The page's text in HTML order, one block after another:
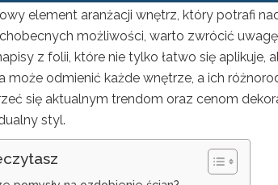
element aranżacji wnętrz, który potrafi
możliwości, warto zwrócić
z folii, które nie tylko łatwo się aplikuje,
może odmienić każde wnętrze, a ich
się aktualnym trendom oraz cenom
styl.